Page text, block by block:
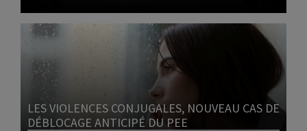
Lire l'article
LES VIOLENCES CONJUGALES, NOUVEAU CAS DE
DÉBLOCAGE ANTICIPÉ DU PEE